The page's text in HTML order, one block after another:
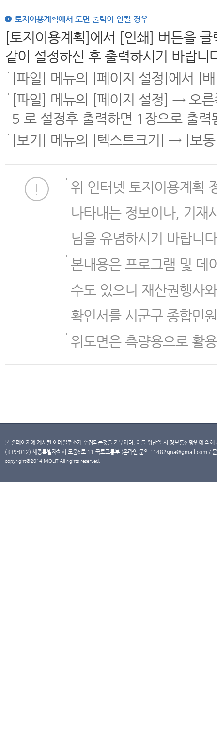
토지이용계획에서 도면 출력이 안될 경우
[토지이용계획]에서 [인쇄] 버튼을
같이 설정하신 후 출력하시기 바랍니
[파일] 메뉴의 [페이지 설정]에서 [
[파일] 메뉴의 [페이지 설정] → 오
5 로 설정후 출력하면 1장으로 출력
[보기] 메뉴의 [텍스트크기] → [보
위 인터넷 토지이용계획
나타내는 정보이나, 기재
님을 유념하시기 바랍니
본내용은 프로그램 및 데
수도 있으니 재산권행사
확인서를 시군구 종합민
위도면은 측량용으로 활
본 홈페이지에 게시된 이메일주소가 수집되는것을 거부하며, 이를 위반할 시 정보통신망법에 의
(339-012) 세종특별자치시 도움6로 11 국토교통부 (온라인 문의 : 1482qna@gmail.com /
copyright@2014 MOLIT All rights reserved.